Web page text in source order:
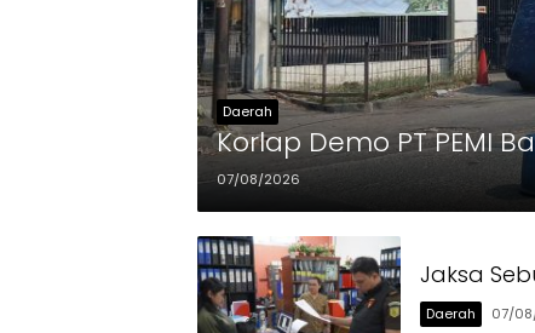
Daerah
Korlap Demo PT PEMI
07/08/2026
Jaksa
Daerah 07/